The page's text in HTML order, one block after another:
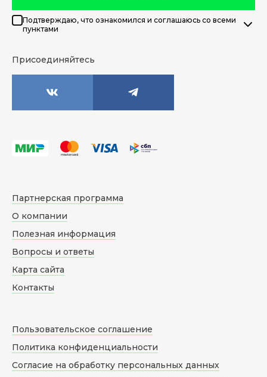
Подтверждаю, что ознакомился и соглашаюсь со всеми
пунктами
Присоединяйтесь
Партнерская программа
О компании
Полезная информация
Вопросы и ответы
Карта сайта
Контакты
Пользовательское соглашение
Политика конфиденциальности
Согласие на обработку персональных данных